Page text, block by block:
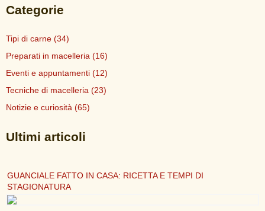
Categorie
Tipi di carne (34)
Preparati in macelleria (16)
Eventi e appuntamenti (12)
Tecniche di macelleria (23)
Notizie e curiosità (65)
Ultimi articoli
GUANCIALE FATTO IN CASA: RICETTA E TEMPI DI
STAGIONATURA